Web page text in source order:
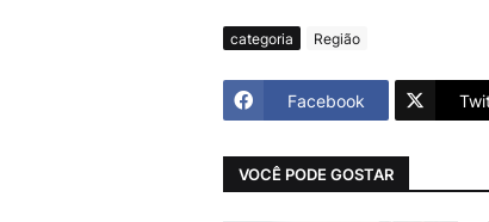
categoria Região
Facebook
VOCÊ PODE GOSTAR